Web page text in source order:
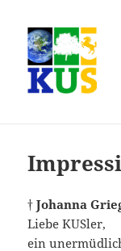
†Johanna
Liebe KUSler,
ein